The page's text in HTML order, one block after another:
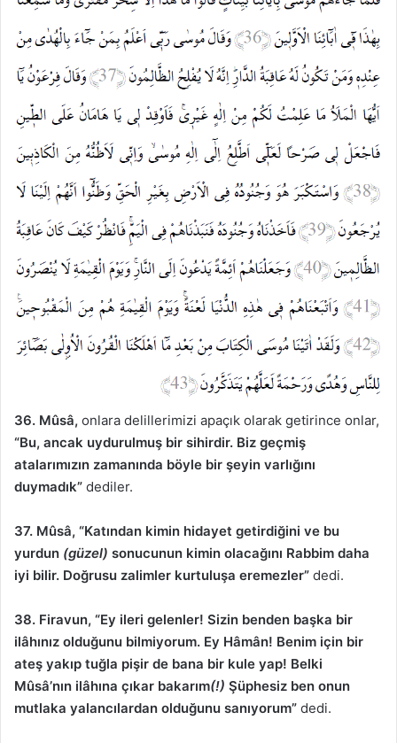
36. Mûsâ, onlara delillerimizi apaçık olarak getirince onlar,
“Bu, ancak uydurulmuş bir sihirdir. Biz geçmiş
atalarımızın zamanında böyle bir şeyin varlığını
duymadık” dediler.
37. Mûsâ, “Katından kimin hidayet getirdiğini ve bu
yurdun (güzel) sonucunun kimin olacağını Rabbim daha
iyi bilir. Doğrusu zalimler kurtuluşa eremezler” dedi.
38. Firavun, “Ey ileri gelenler! Sizin benden başka bir
ilâhınız olduğunu bilmiyorum. Ey Hâmân! Benim için bir
ateş yakıp tuğla pişir de bana bir kule yap! Belki
Mûsâ’nın ilâhına çıkar bakarım(!) Şüphesiz ben onun
mutlaka yalancılardan olduğunu sanıyorum” dedi.